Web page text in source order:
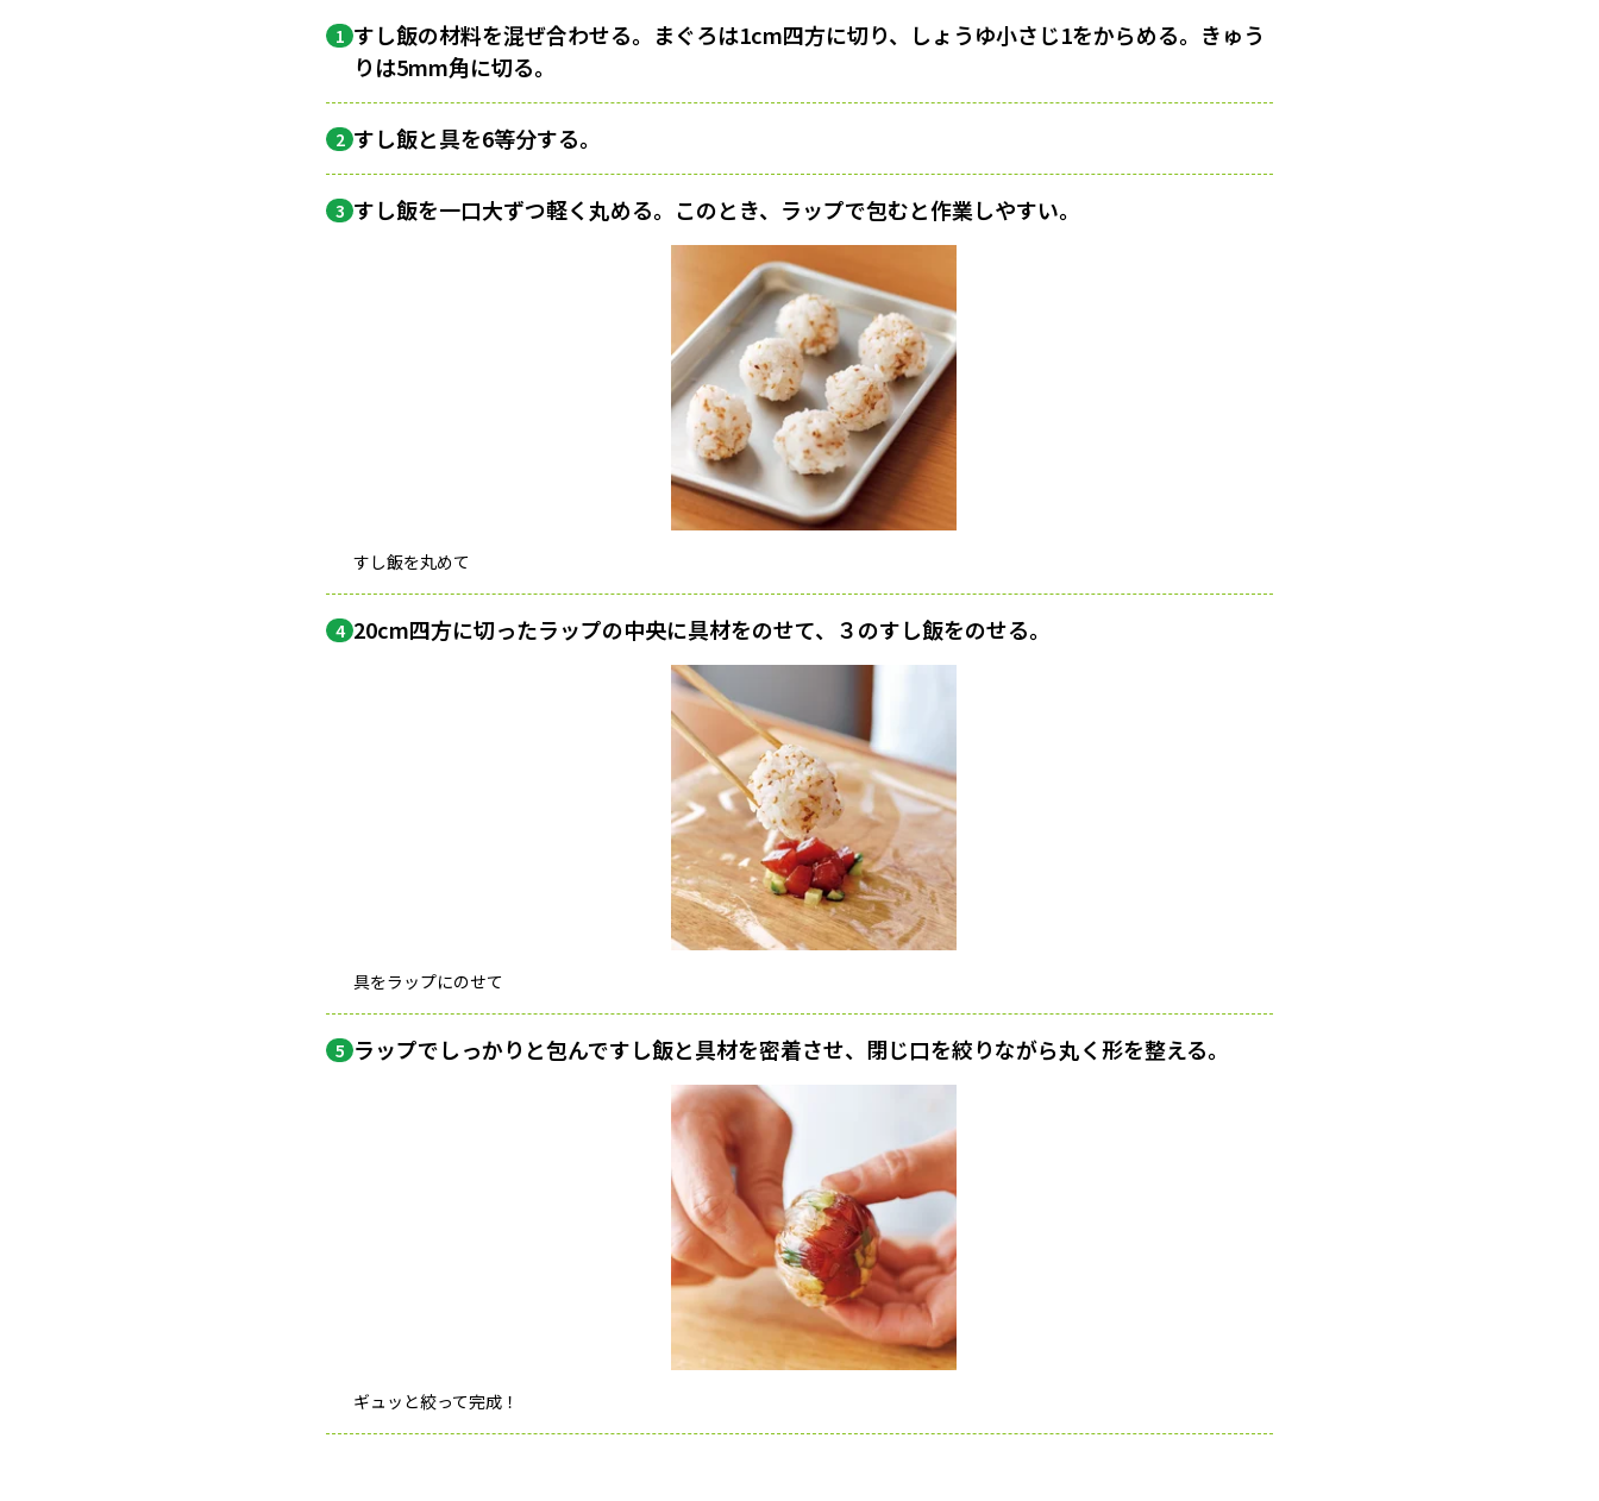
1 すし飯の材料を混ぜ合わせる。まぐろは1cm四方に切り、しょうゆ小さじ1をからめる。きゅう
りは5mm角に切る。
2 すし飯と具を6等分する。
3 すし飯を一口大ずつ軽く丸める。このとき、ラップで包むと作業しやすい。
すし飯を丸めて
4 20cm四方に切ったラップの中央に具材をのせて、３のすし飯をのせる。
具をラップにのせて
5 ラップでしっかりと包んですし飯と具材を密着させ、閉じ口を絞りながら丸く形を整える。
ギュッと絞って完成！